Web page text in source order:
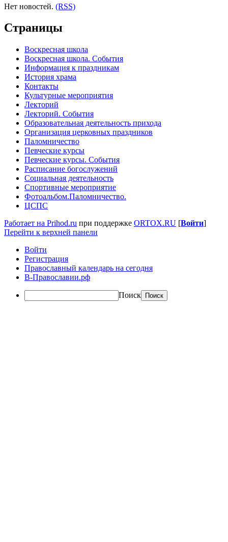
Нет новостей. (RSS)
Страницы
Воскресная школа
Воскресная школа. События
Информация к праздникам
История храма
Контакты
Культурные мероприятия
Лекторий
Лекторий. События
Образовательная деятельность прихода
Организация церковных праздников
Паломничество
Певческие курсы
Певческие курсы. События
Расписание богослужений
Социальная деятельность
Спортивные мероприятие
Фотоальбом.Паломничество.
ЦСПС
Работает на Prihod.ru при поддержке ORTOX.RU [Войти]
Перейти к верхней панели
Войти
Регистрация
Православный календарь на сегодня
В-Православии.рф
Поиск